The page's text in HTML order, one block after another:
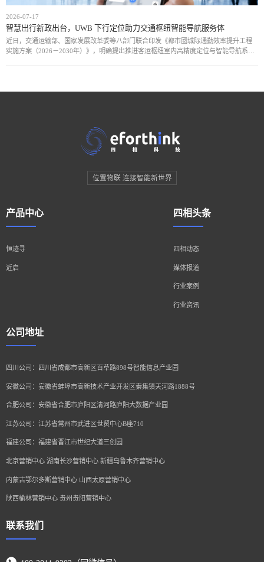
2026-07-17
智慧出行新政出台，UWB 下行定位助力交通枢纽智能导航服务体
近日，交通运输部、国家发展改革委等八部门联合印发《都市圈城际通勤效率提升工程
实施方案（2026－2030年）》，明确提出推进客运枢纽室内高精度定位与智能导航系统
位置物联 连接智能新世界
产品中心
恒迹寻
近启
四相头条
四相动态
媒体报道
行业案例
行业资讯
公司地址
四川公司：四川省成都市高新区百草路898号智能信息产业园
安徽公司：安徽省蚌埠市高新技术产业开发区秦集镇天河路1888号
合肥公司：安徽省合肥市庐阳区清河路庐阳大数据产业园
江苏公司：江苏省常州市武进区世贸中心B座710
福建公司：福建省晋江市世纪大道三创园
北京营销中心 湖南长沙营销中心 新疆乌鲁木齐营销中心
内蒙古鄂尔多斯营销中心 山西太原营销中心
陕西榆林营销中心 贵州贵阳营销中心
联系我们